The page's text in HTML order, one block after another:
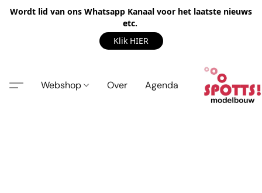
Wordt lid van ons Whatsapp Kanaal voor het laatste nieuws
etc.
Klik HIER
Webshop Over Agenda